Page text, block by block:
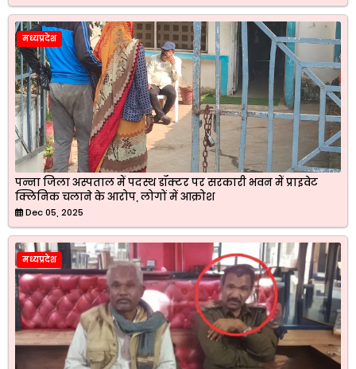
मध्यप्रदेश
पन्ना जिला अस्पताल में पदस्थ डॉक्टर पर सरकारी भवन में प्राइवेट
क्लिनिक चलाने के आरोप, लोगों में आक्रोश
Dec 05, 2025
मध्यप्रदेश